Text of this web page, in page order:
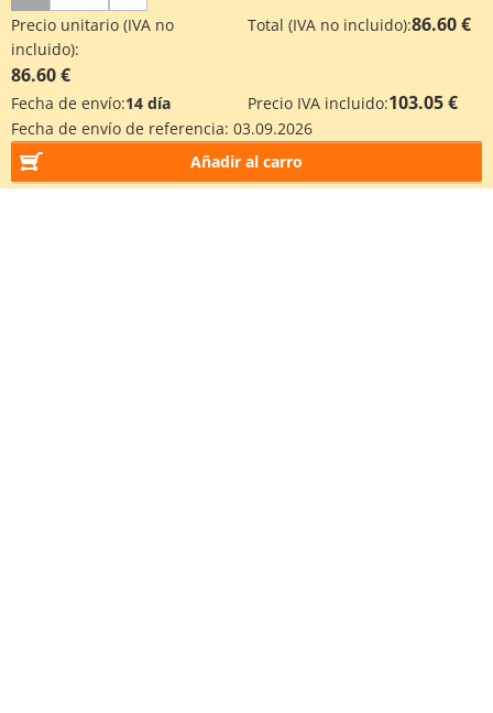
Precio unitario (IVA no
incluido):
86.60 €
Total (IVA no incluido):86.60 €
Fecha de envío:14 día Precio IVA incluido:103.05 €
Fecha de envío de referencia: 03.09.2026
Añadir al carro